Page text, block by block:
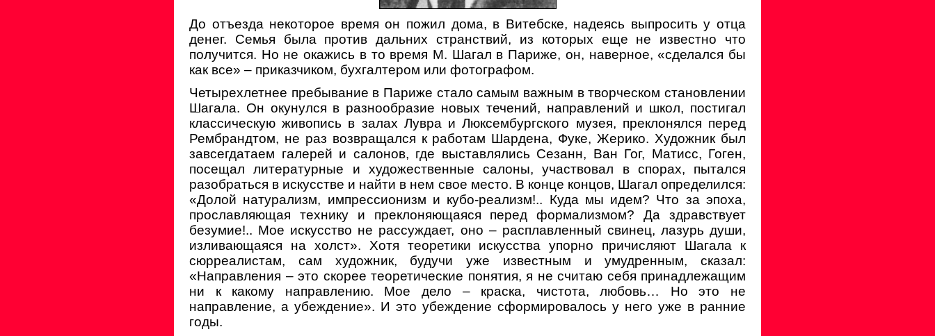
До отъезда некоторое время он пожил дома, в Витебске, надеясь выпросить у отца
денег. Семья была против дальних странствий, из которых еще не известно что
получится. Но не окажись в то время М. Шагал в Париже, он, наверное, «сделался бы
как все» – приказчиком, бухгалтером или фотографом.
Четырехлетнее пребывание в Париже стало самым важным в творческом становлении
Шагала. Он окунулся в разнообразие новых течений, направлений и школ, постигал
классическую живопись в залах Лувра и Люксембургского музея, преклонялся перед
Рембрандтом, не раз возвращался к работам Шардена, Фуке, Жерико. Художник был
завсегдатаем галерей и салонов, где выставлялись Сезанн, Ван Гог, Матисс, Гоген,
посещал литературные и художественные салоны, участвовал в спорах, пытался
разобраться в искусстве и найти в нем свое место. В конце концов, Шагал определился:
«Долой натурализм, импрессионизм и кубо-реализм!.. Куда мы идем? Что за эпоха,
прославляющая технику и преклоняющаяся перед формализмом? Да здравствует
безумие!.. Мое искусство не рассуждает, оно – расплавленный свинец, лазурь души,
изливающаяся на холст». Хотя теоретики искусства упорно причисляют Шагала к
сюрреалистам, сам художник, будучи уже известным и умудренным, сказал:
«Направления – это скорее теоретические понятия, я не считаю себя принадлежащим
ни к какому направлению. Мое дело – краска, чистота, любовь… Но это не
направление, а убеждение». И это убеждение сформировалось у него уже в ранние
годы.